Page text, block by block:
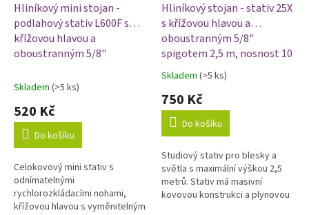
Hliníkový mini stojan -
podlahový stativ L600F s
křížovou hlavou a
oboustranným 5/8"
nosnost 6 kg
Skladem (>5 ks)
520 Kč
Do košíku
Celokovový mini stativ s
odnímatelnými
rychlorozkládacími nohami,
křížovou hlavou s vyměnitelným
Hliníkový stojan - stativ 25X
s křížovou hlavou a
oboustranným 5/8"
spigotem 2,5 m, nosnost 10
kg
Průměrné
hodnocení
produktu
4,6
5
hvězdiček.
Skladem (>5 ks)
750 Kč
Do košíku
Studiový stativ pro blesky a
světla s maximální výškou 2,5
metrů. Stativ má masivní
kovovou konstrukci a plynovou